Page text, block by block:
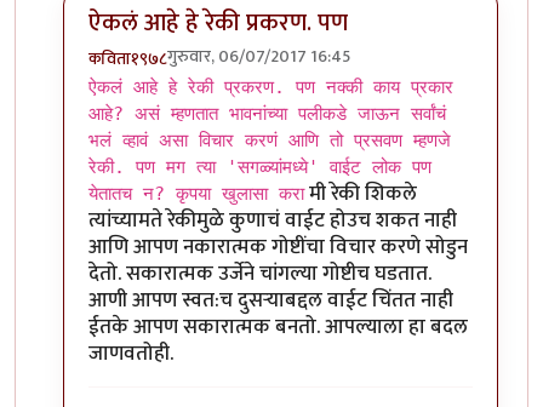
ऐकलं आहे हे रेकी प्रकरण. पण
कविता१९७८गुरुवार, 06/07/2017 16:45
In reply to ऐकलं आहे हे रेकी प्रकरण. पणbyज्योति अळवणी
ऐकलं आहे हे रेकी प्रकरण. पण नक्की काय प्रकार
आहे? असं म्हणतात भावनांच्या पलीकडे जाऊन सर्वांचं
भलं व्हावं असा विचार करणं आणि तो प्रसवण म्हणजे
रेकी. पण मग त्या 'सगळ्यांमध्ये' वाईट लोक पण
येतातच न? कृपया खुलासा करामी रेकी शिकले
त्यांच्यामते रेकीमुळे कुणाचं वाईट होउच शकत नाही
आणि आपण नकारात्मक गोष्टींचा विचार करणे सोडुन
देतो. सकारात्मक उर्जेने चांगल्या गोष्टीच घडतात.
आणी आपण स्वत:च दुसर्‍याबद्दल वाईट चिंतत नाही
ईतके आपण सकारात्मक बनतो. आपल्याला हा बदल
जाणवतोही.